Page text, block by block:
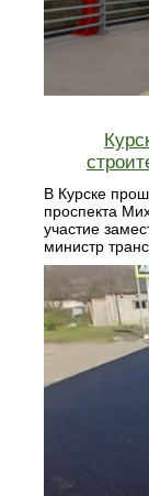
В Курске
проспекта
участие
министр